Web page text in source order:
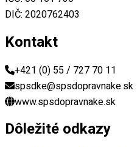
DIČ: 2020762403
Kontakt
+421 (0) 55 / 727 70 11
spsdke@spsdopravnake.sk
www.spsdopravnake.sk
Dôležité odkazy